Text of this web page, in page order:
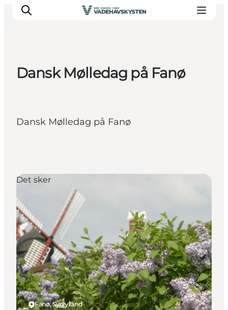
Oplev Fanø
Oplev Mandø
Dansk Mølledag på Fanø
Dansk Mølledag på Fanø
Fanø, Sydjylland
Det sker